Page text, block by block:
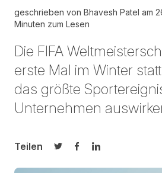
geschrieben von Bhavesh Patel am
Minuten zum Lesen
Die FIFA
erste Mal im Winter
das größte
Unternehmen
Teilen
Auf Twitter teilen
Auf Facebook teilen
Auf LinkedIn